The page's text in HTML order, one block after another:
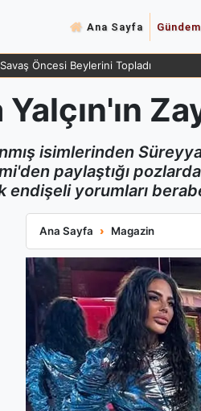
Ana Sayfa Gündem
Yaşında Sağlığı Hakkında Güldüren
isimlerinden
paylaştığı
endişeli yorumları
Ana Sayfa Magazin
Süreyya Yalçın'ın Zayıflığı